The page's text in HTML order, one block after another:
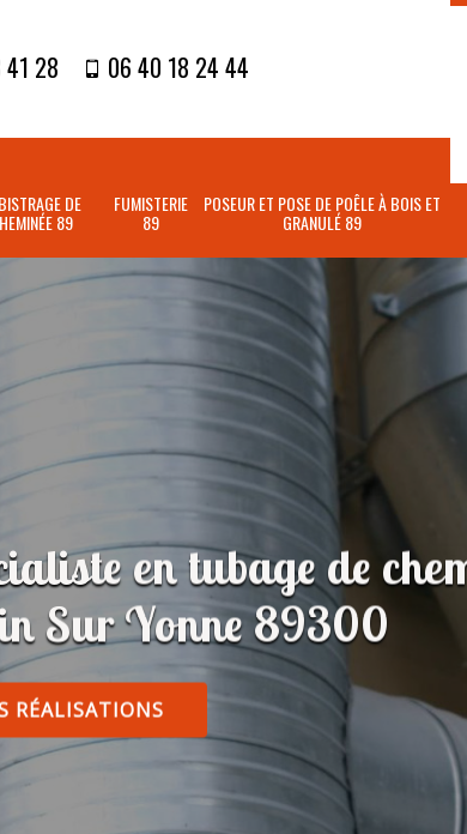
28 06 40 18 24 44
DE
89
FUMISTERIE
89
POSEUR ET POSE DE POÊLE À BOIS ET
GRANULÉ 89
en tubage de
Sur Yonne 89300
RÉALISATIONS